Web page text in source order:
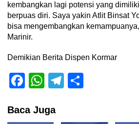
kembangkan lagi potensi yang
berpuas diri. Saya yakin Atlit Binsat
bisa mengembangkan
Marinir.
Demikian Berita Dispen Kormar
Facebook
WhatsApp
Telegram
Baca Juga